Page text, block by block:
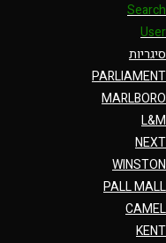
Search
User
סיגריות
PARLIAMENT
MARLBORO
L&M
NEXT
WINSTON
PALL MALL
CAMEL
KENT